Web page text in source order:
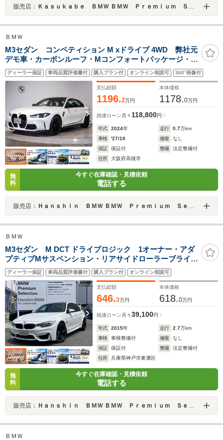
販売店： Ｋａｓｕｋａｂｅ ＢＭＷ ＢＭＷ Ｐｒｅｍｉｕｍ Ｓｅｌｅｃｔｉｏｎ 春日部
ＢＭＷ
M3セダン コンペティション M xドライブ 4WD 弊社元
デモ車・カーボンルーフ・Mコンフォートパッケージ・ベ
ンチレーションシート・シートヒーター・ステアリング
ヒーター・Harman/Kardonスピーカー・地デジ・オート
トランク・純正HDDナビ・アップルカープレイ・
ディーラー保証 車両品質評価書付 購入プラン付 オンライン相談可 360°画像付
支払総額
1196.2万円
本体価格
1178.0万円
残価ローン 月々118,800円
年式 2024年 走行 0.7万km
車検
'27/10 修復
なし
保証
保証付 整備
法定整備付
住所
大阪府高槻市
無
料
今すぐ在庫確認・見積依頼
電話する
販売店： Ｈａｎｓｈｉｎ ＢＭＷ ＢＭＷ Ｐｒｅｍｉｕｍ Ｓｅｌｅｃｔｉｏｎ 高槻
ＢＭＷ
M3セダン M DCT ドライブロジック 1オーナー・アダ
プティブMサスペンション・リアサイドローラーブライン
ド・カーボンインテリアトリム・カーボンルーフ・ブラ
ックレザー・シートヒーター・ヘッドUPディスプレイ・
HDDナビ・地デジ・7速MDCT・431PS
ディーラー保証 車両品質評価書付 購入プラン付 オンライン相談可
支払総額
646.3万円
本体価格
618.0万円
残価ローン 月々39,100円
年式 2015年 走行 2.7万km
車検
車検整備付 修復
なし
保証
保証付 整備
法定整備付
住所
兵庫県神戸市東灘区
無
料
今すぐ在庫確認・見積依頼
電話する
販売店： Ｈａｎｓｈｉｎ ＢＭＷ ＢＭＷ Ｐｒｅｍｉｕｍ Ｓｅｌｅｃｔｉｏｎ 六甲アイランド
ＢＭＷ